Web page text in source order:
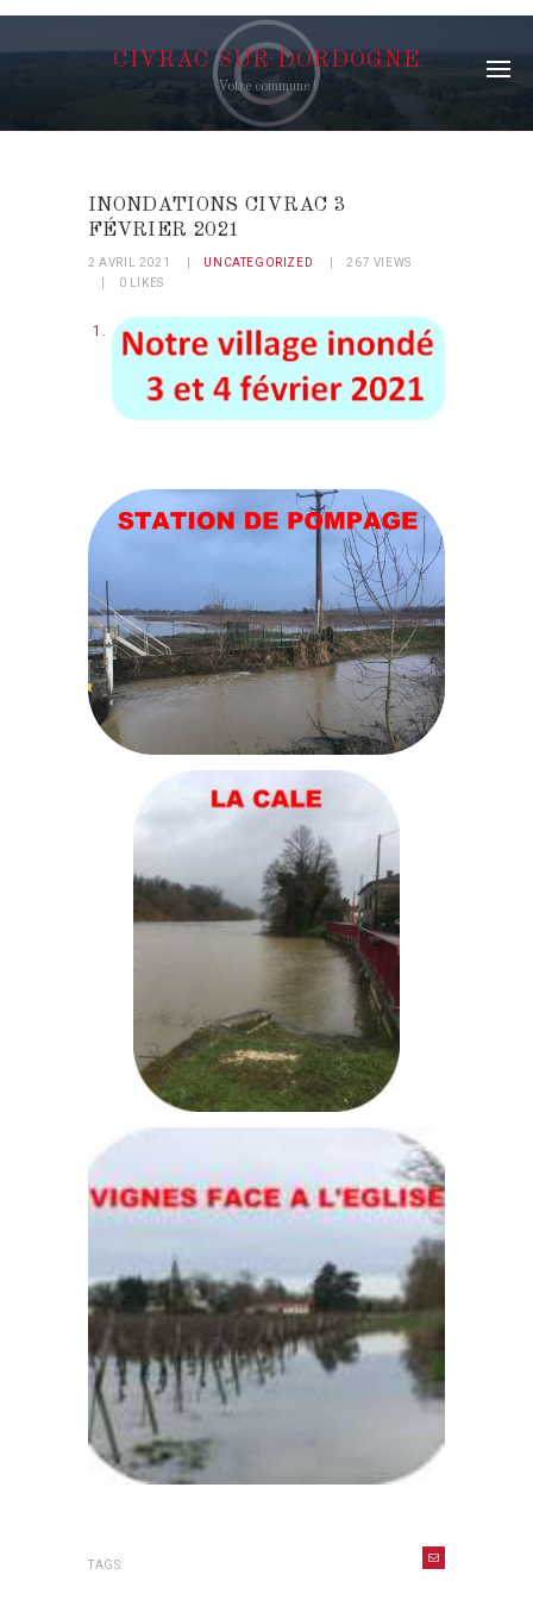
CIVRAC SUR DORDOGNE
Votre commune !
INONDATIONS CIVRAC 3
FÉVRIER 2021
2 AVRIL 2021 UNCATEGORIZED 267 VIEWS
0
LIKES
TAGS: